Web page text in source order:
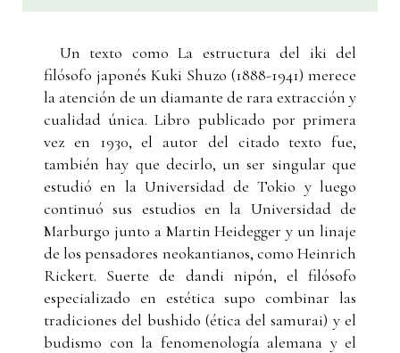
Un texto como La estructura del iki del
filósofo japonés Kuki Shuzo (1888-1941) merece
la atención de un diamante de rara extracción y
cualidad única. Libro publicado por primera
vez en 1930, el autor del citado texto fue,
también hay que decirlo, un ser singular que
estudió en la Universidad de Tokio y luego
continuó sus estudios en la Universidad de
Marburgo junto a Martin Heidegger y un linaje
de los pensadores neokantianos, como Heinrich
Rickert. Suerte de dandi nipón, el filósofo
especializado en estética supo combinar las
tradiciones del bushido (ética del samurai) y el
budismo con la fenomenología alemana y el